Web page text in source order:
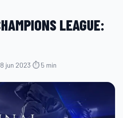
LEAGUE:
8 jun 2023·⏱ 5 min